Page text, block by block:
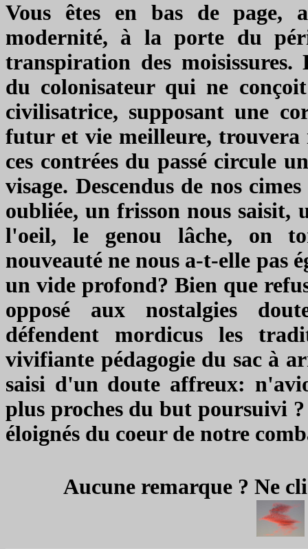
Vous êtes en bas de page,
modernité, à la porte du
transpiration des moisissures.
du colonisateur qui ne
civilisatrice, supposant une
futur et vie meilleure,
ces contrées du passé circule
visage. Descendus de nos
oubliée, un frisson nous saisit,
l'oeil, le genou lâche, on
nouveauté ne nous a-t-elle pas
un vide profond? Bien que
opposé aux nostalgies
défendent mordicus les
vivifiante pédagogie du sac à
saisi d'un doute affreux:
plus proches du but poursuivi ?
éloignés du coeur de notre
Aucune remarque ? Ne